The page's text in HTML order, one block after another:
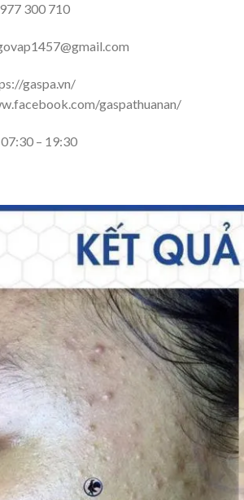
300 710
gaspa.vn/
gaspathuanan/
07:30 – 19:30